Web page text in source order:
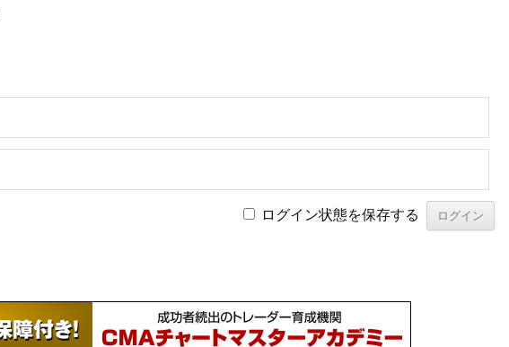
ログイン状態を保存する